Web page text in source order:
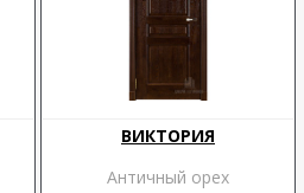
ВИКТОРИЯ
Античный орех